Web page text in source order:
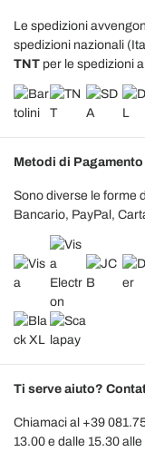
Le spedizioni
spedizioni nazionali
TNT per le spedizioni
Metodi di
Sono diverse le forme
Bancario, PayPal,
Ti serve aiuto?
Chiamaci al +39
13.00 e dalle 15.30